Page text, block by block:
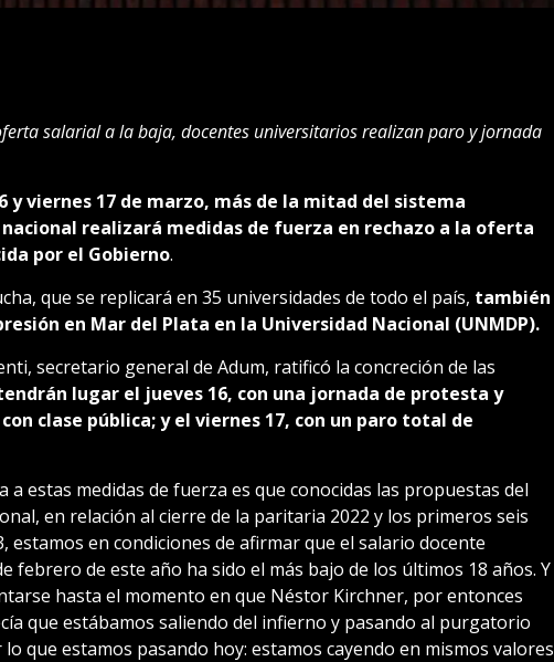
salarial a la baja, docentes universitarios realizan paro y jornada
y viernes 17 de marzo, más de la mitad del sistema
realizará medidas de fuerza en rechazo a la oferta
por el Gobierno.
que se replicará en 35 universidades de todo el país, también
en Mar del Plata en la Universidad Nacional (UNMDP).
secretario general de Adum, ratificó la concreción de las
lugar el jueves 16, con una jornada de protesta y
clase pública; y el viernes 17, con un paro total de
a estas medidas de fuerza es que conocidas las propuestas del
en relación al cierre de la paritaria 2022 y los primeros seis
estamos en condiciones de afirmar que el salario docente
febrero de este año ha sido el más bajo de los últimos 18 años. Y
hasta el momento en que Néstor Kirchner, por entonces
que estábamos saliendo del infierno y pasando al purgatorio
que estamos pasando hoy: estamos cayendo en mismos valores